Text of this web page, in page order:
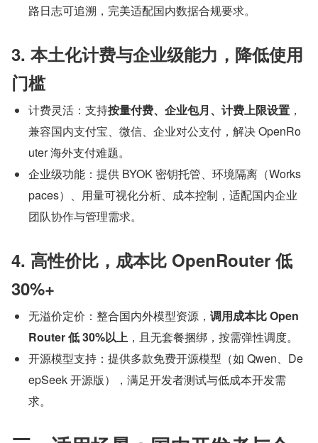
路日志可追溯，完美适配国内数据合规要求。
3. 本土化计费与企业级能力，降低使用
门槛
计费灵活：支持按量付费、企业包月、计费上限设置 ，
兼容国内支付宝、微信、企业对公支付，解决 OpenRo
uter 海外支付难题。
企业级功能：提供 BYOK 密钥托管、环境隔离（Works
paces）、用量可视化分析、成本控制，适配国内企业
团队协作与管理需求。
4. 高性价比，成本比 OpenRouter 低
30%+
无溢价定价：整合国内外模型资源， 调用成本比 Open
Router 低 30%以上 ，且无套餐捆绑，按需弹性调度。
开源模型支持：提供多款免费开源模型（如 Qwen、De
epSeek 开源版），满足开发者测试与低成本开发需
求。